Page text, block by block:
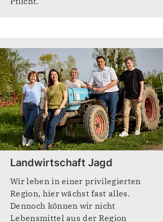
Landwirtschaft Jagd
Wir leben in einer privilegierten
Region, hier wächst fast alles.
Dennoch können wir nicht
Lebensmittel aus der Region